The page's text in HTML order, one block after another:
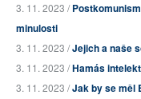
3. 11. 2023 /
minulosti
3. 11. 2023 /Jejich a naše
3. 11. 2023 /Hamás
3. 11. 2023 /Jak by se měl